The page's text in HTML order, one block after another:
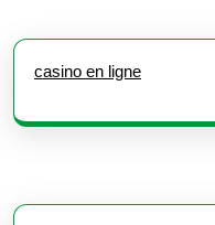
casino en ligne